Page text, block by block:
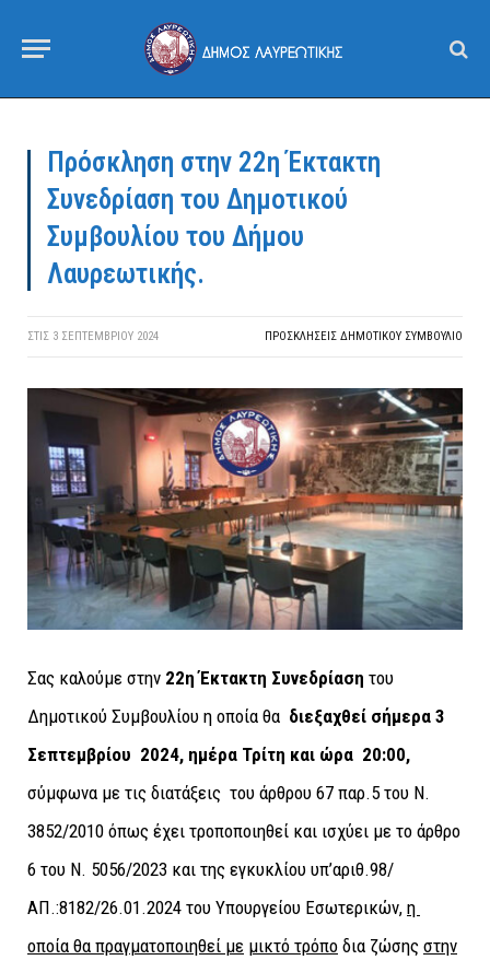
Πρόσκληση στην 22η Έκτακτη
Συνεδρίαση του Δημοτικού
Συμβουλίου του Δήμου
Λαυρεωτικής.
ΣΤΙΣ 3 ΣΕΠΤΕΜΒΡΊΟΥ 2024 ΠΡΟΣΚΛΉΣΕΙΣ ΔΗΜΟΤΙΚΟΎ ΣΥΜΒΟΎΛΙΟ
Σας καλούμε στην 22η Έκτακτη Συνεδρίαση του
Δημοτικού Συμβουλίου η οποία θα διεξαχθεί σήμερα 3
Σεπτεμβρίου 2024, ημέρα Τρίτη και ώρα 20:00,
σύμφωνα με τις διατάξεις του άρθρου 67 παρ.5 του Ν.
3852/2010 όπως έχει τροποποιηθεί και ισχύει με το άρθρο
6 του Ν. 5056/2023 και της εγκυκλίου υπ’αριθ.98/
ΑΠ.:8182/26.01.2024 του Υπουργείου Εσωτερικών, η
οποία θα πραγματοποιηθεί με μικτό τρόπο δια ζώσης στην